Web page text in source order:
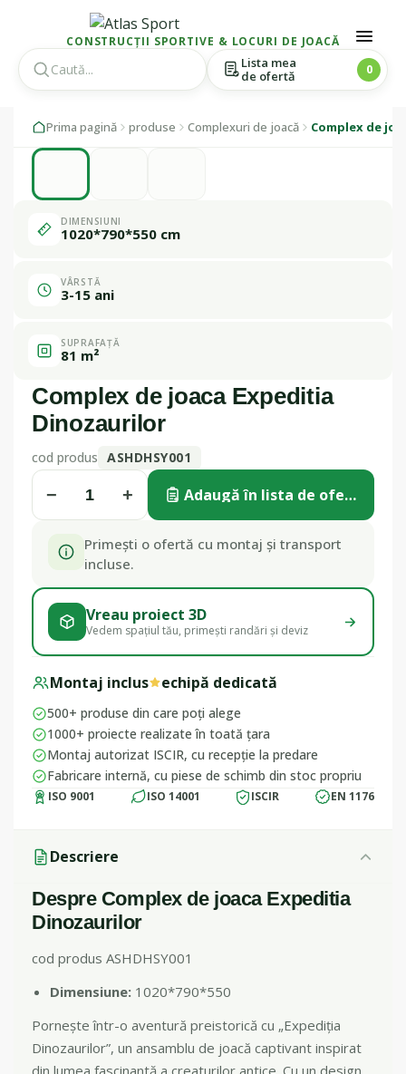
CONSTRUCȚII SPORTIVE & LOCURI DE JOACĂ
Lista mea
de ofertă
0
navigation
content
Prima pagină produse Complexuri de joacă Complex de
1 / 3
DIMENSIUNI
1020*790*550 cm
VÂRSTĂ
3-15 ani
SUPRAFAȚĂ
81 m²
Complex de joaca Expeditia
Dinozaurilor
cod produs ASHDHSY001
− + Adaugă în lista de ofertă
Primești o ofertă cu montaj și transport
incluse.
Vreau proiect 3D
Vedem spațiul tău, primești randări și deviz
Montaj inclus echipă dedicată
500+ produse din care poți alege
1000+ proiecte realizate în toată țara
Montaj autorizat ISCIR, cu recepție la predare
Fabricare internă, cu piese de schimb din stoc propriu
ISO 9001 ISO 14001 ISCIR EN 1176
Descriere
Despre Complex de joaca Expeditia
Dinozaurilor
cod produs ASHDHSY001
Dimensiune: 1020*790*550
Pornește într-o aventură preistorică cu „Expediția
Dinozaurilor”, un ansamblu de joacă captivant inspirat
din lumea fascinantă a creaturilor antice. Cu un design